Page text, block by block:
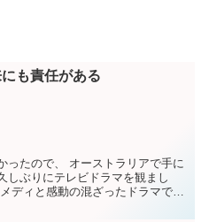
も責任がある
ったので、 オーストラリアで手に
しぶりにテレビドラマを観まし
ディと感動の混ざったドラマで、